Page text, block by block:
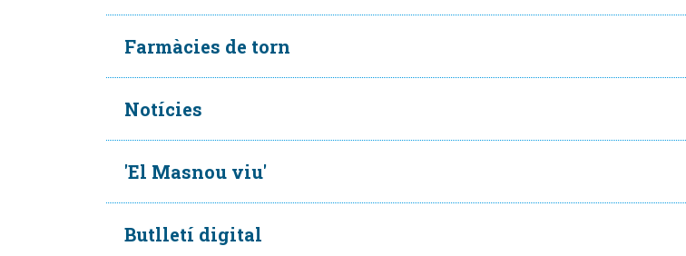
Farmàcies de torn
Notícies
'El Masnou viu'
Butlletí digital